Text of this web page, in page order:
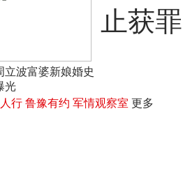
立波富婆新娘婚史
光
止获罪
行 鲁豫有约 军情观察室 更多